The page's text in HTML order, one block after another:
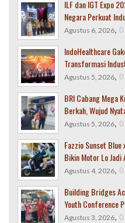
ILF dan IGT Expo
Negara Perkuat
Agustus 6, 2026, 0
IndoHealthcare
Transformasi
Agustus 5, 2026, 0
BRI Cabang Mega
Berkah, Wujud
Agustus 5, 2026, 0
Fazzio Sunset
Bikin Motor Lo
Agustus 4, 2026, 0
Building Bridges
Youth Conference
Agustus 3, 2026, 0